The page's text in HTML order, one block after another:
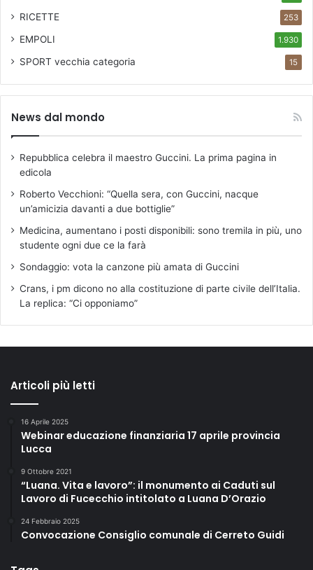
RICETTE 253
EMPOLI 1.930
SPORT vecchia categoria 15
News dal mondo
Repubblica celebra il maestro Guccini. La prima pagina in
edicola
Roberto Vecchioni: “Quella sera, con Guccini, nacque
un’amicizia davanti a due bottiglie”
Medicina, aumentano i posti disponibili: sono tremila in più, uno
studente ogni due ce la farà
Sondaggio: vota la canzone più amata di Guccini
Crans, i pm dicono no alla costituzione di parte civile dell’Italia.
La replica: “Ci opponiamo”
Articoli più letti
16 Aprile 2025
Webinar educazione finanziaria 17 aprile provincia
Lucca
9 Ottobre 2021
“Luana. Vita e lavoro”: il monumento ai Caduti sul
Lavoro di Fucecchio intitolato a Luana D’Orazio
24 Febbraio 2025
Convocazione Consiglio comunale di Cerreto Guidi